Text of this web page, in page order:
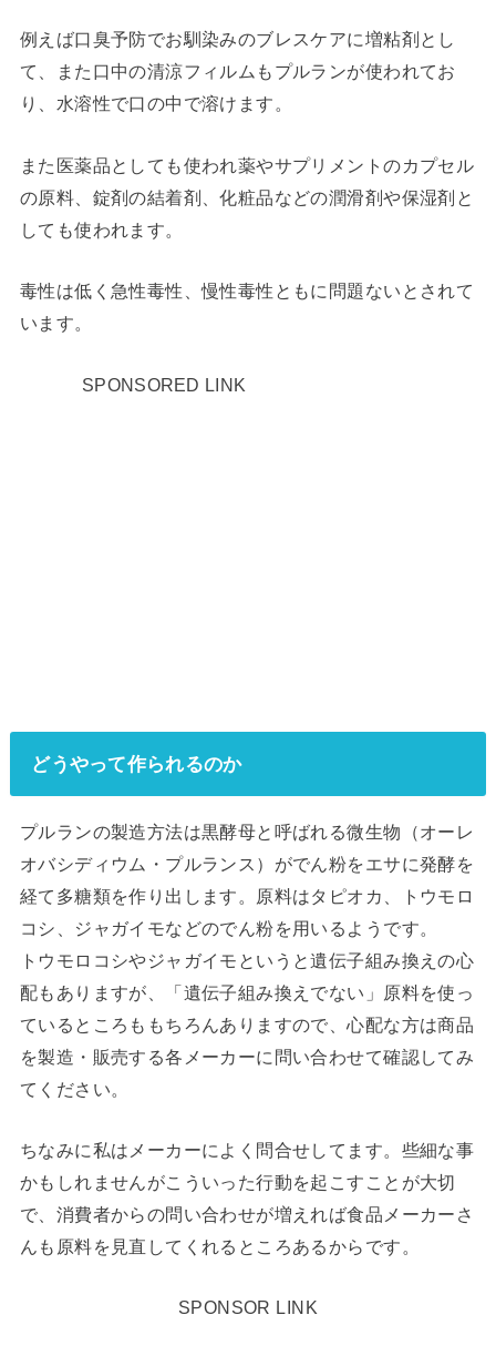
例えば口臭予防でお馴染みのブレスケアに増粘剤とし
て、また口中の清涼フィルムもプルランが使われてお
り、水溶性で口の中で溶けます。
また医薬品としても使われ薬やサプリメントのカプセル
の原料、錠剤の結着剤、化粧品などの潤滑剤や保湿剤と
しても使われます。
毒性は低く急性毒性、慢性毒性ともに問題ないとされて
います。
SPONSORED LINK
どうやって作られるのか
プルランの製造方法は黒酵母と呼ばれる微生物（オーレ
オバシディウム・プルランス）がでん粉をエサに発酵を
経て多糖類を作り出します。原料はタピオカ、トウモロ
コシ、ジャガイモなどのでん粉を用いるようです。
トウモロコシやジャガイモというと遺伝子組み換えの心
配もありますが、「遺伝子組み換えでない」原料を使っ
ているところももちろんありますので、心配な方は商品
を製造・販売する各メーカーに問い合わせて確認してみ
てください。
ちなみに私はメーカーによく問合せしてます。些細な事
かもしれませんがこういった行動を起こすことが大切
で、消費者からの問い合わせが増えれば食品メーカーさ
んも原料を見直してくれるところあるからです。
SPONSOR LINK